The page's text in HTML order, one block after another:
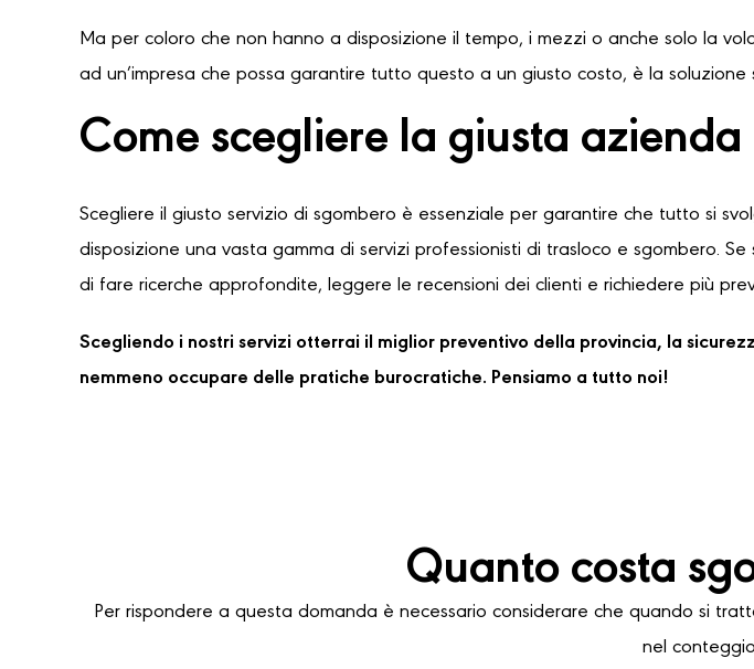
Ma per coloro che non hanno a disposizione il tempo, i mezzi o anche solo la
ad un’impresa che possa garantire tutto questo a un giusto costo, è la soluzione
Come scegliere la giusta
Scegliere il giusto servizio di sgombero è essenziale per garantire che tutto si
disposizione una vasta gamma di servizi professionisti di trasloco e sgombero.
di fare ricerche approfondite, leggere le recensioni dei clienti e richiedere più
Scegliendo i nostri servizi otterrai il miglior preventivo della provincia, la
nemmeno occupare delle pratiche burocratiche. Pensiamo a tutto noi!
Quanto costa
Per rispondere a questa domanda è necessario considerare che quando si
nel